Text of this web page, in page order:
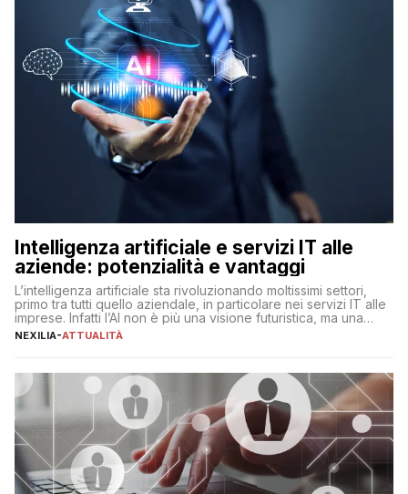
Intelligenza artificiale e servizi IT alle
aziende: potenzialità e vantaggi
L’intelligenza artificiale sta rivoluzionando moltissimi settori,
primo tra tutti quello aziendale, in particolare nei servizi IT alle
imprese. Infatti l’AI non è più una visione futuristica, ma una
realtà operativa che sta portando a un cambio significativo in
operazioni, bensì comporta […]
NEXILIA-ATTUALITÀ